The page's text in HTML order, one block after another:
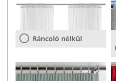
Ráncoló nélkül